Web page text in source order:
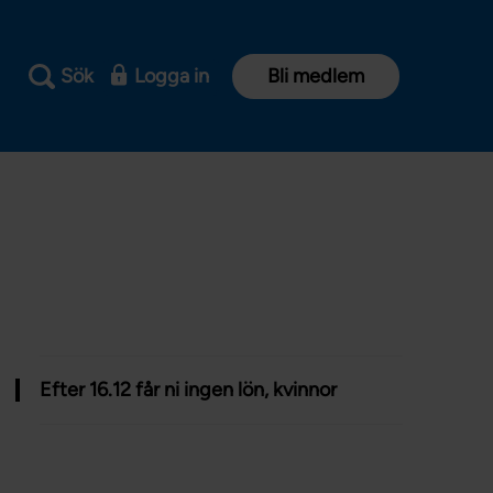
Sök Logga in Bli medlem
Efter 16.12 får ni ingen lön, kvinnor